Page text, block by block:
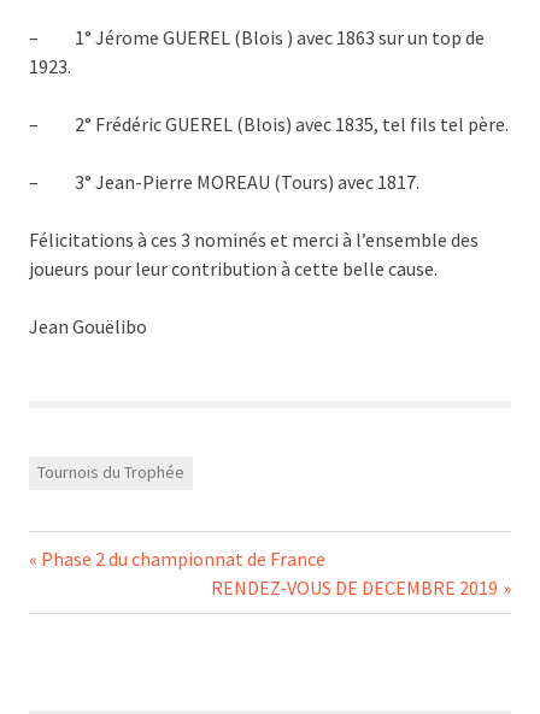
– 1° Jérome GUEREL (Blois ) avec 1863 sur un top de
1923.
– 2° Frédéric GUEREL (Blois) avec 1835, tel fils tel père.
– 3° Jean-Pierre MOREAU (Tours) avec 1817.
Félicitations à ces 3 nominés et merci à l’ensemble des
joueurs pour leur contribution à cette belle cause.
Jean Gouëlibo
Tournois du Trophée
Navigation
de
Previous
Phase 2 du championnat de France
Next
Post:
RENDEZ-VOUS DE DECEMBRE 2019